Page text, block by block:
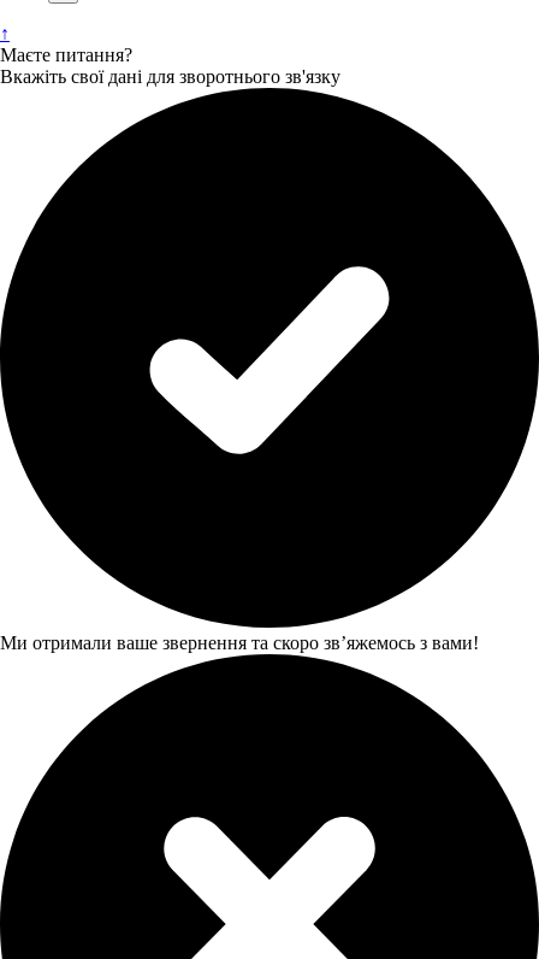
↑
Маєте питання?
Вкажіть свої дані для зворотнього зв'язку
Ми отримали ваше звернення та скоро звʼяжемось з вами!